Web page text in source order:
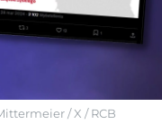
/ X / RCB